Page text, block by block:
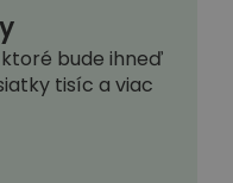
bude ihneď
tisíc a viac